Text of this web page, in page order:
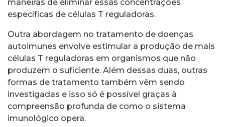
maneiras de eliminar essas concentrações
específicas de células T reguladoras.
Outra abordagem no tratamento de doenças
autoimunes envolve estimular a produção de mais
células T reguladoras em organismos que não
produzem o suficiente. Além dessas duas, outras
formas de tratamento também vêm sendo
investigadas e isso só é possível graças à
compreensão profunda de como o sistema
imunológico opera.